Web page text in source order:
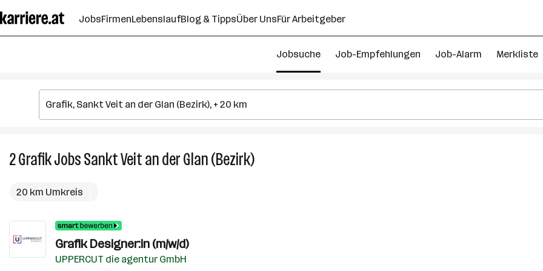
Seiteninhalt
springen
JobsFirmenLebenslaufBlog & TippsÜber UnsFür Arbeitgeber
Jobsuche Job-Empfehlungen Job-Alarm Merkliste
2GrafikJobsSankt Veit an der Glan (Bezirk)2
20 km Umkreis
Graﬁk Designer:in (m/w/d)
UPPERCUT die agentur GmbH